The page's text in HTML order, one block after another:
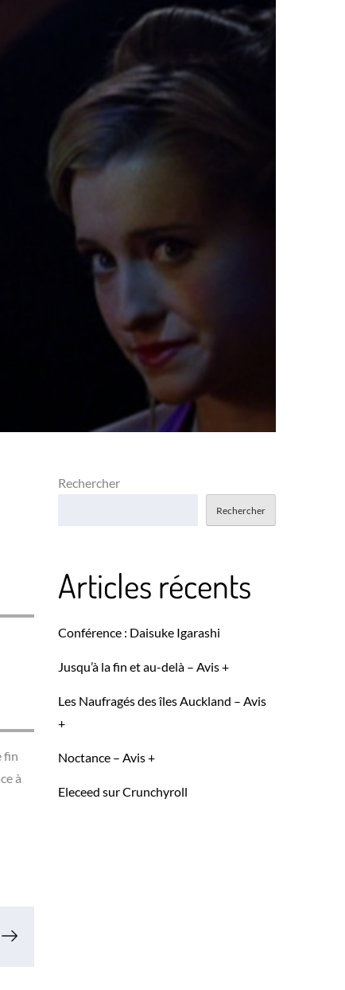
fin
à
Rechercher
Rechercher
Articles récents
Conférence : Daisuke Igarashi
Jusqu’à la fin et au-delà – Avis +
Les Naufragés des îles Auckland – Avis
+
Noctance – Avis +
Eleceed sur Crunchyroll